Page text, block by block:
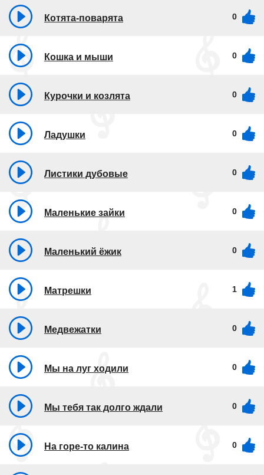
Котята-поварята 0
Кошка и мыши 0
Курочки и козлята 0
Ладушки 0
Листики дубовые 0
Маленькие зайки 0
Маленький ёжик 0
Матрешки 1
Медвежатки 0
Мы на луг ходили 0
Мы тебя так долго ждали 0
На горе-то калина 0